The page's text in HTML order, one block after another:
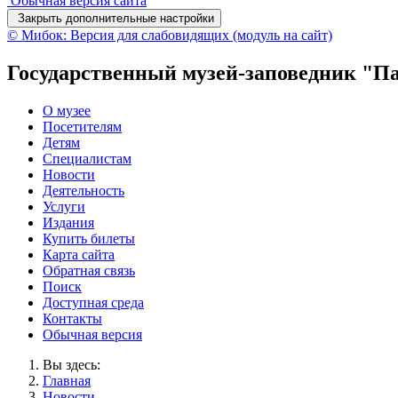
Закрыть дополнительные настройки
© Мибок: Версия для слабовидящих (модуль на сайт)
Государственный музей-заповедник
О музее
Посетителям
Детям
Специалистам
Новости
Деятельность
Услуги
Издания
Купить билеты
Карта сайта
Обратная связь
Поиск
Доступная среда
Контакты
Обычная версия
Вы здесь:
Главная